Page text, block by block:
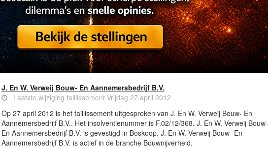
J. En W. Verweij Bouw- En Aannemersbedrijf B.V.
Laatste wijziging faillissement Vrijdag 27 april 2012
Op 27 april 2012 is het faillissement uitgesproken van J. En W. Verweij Bouw- En
Aannemersbedrijf B.V.. Het insolventienummer is F.02/12/368. J. En W. Verweij Bouw-
En Aannemersbedrijf B.V. is gevestigd in Boskoop. J. En W. Verweij Bouw- En
Aannemersbedrijf B.V. is actief in de branche Bouwnijverheid.